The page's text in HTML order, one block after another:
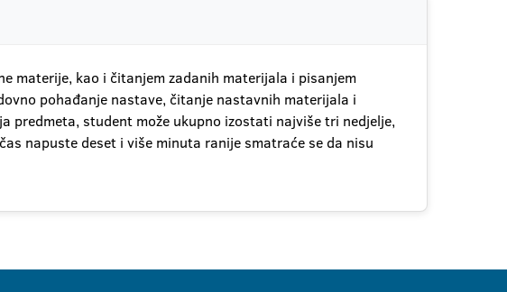
materije, kao i čitanjem zadanih materijala i pisanjem
pohađanje nastave, čitanje nastavnih materijala i
predmeta, student može ukupno izostati najviše tri nedjelje,
napuste deset i više minuta ranije smatraće se da nisu